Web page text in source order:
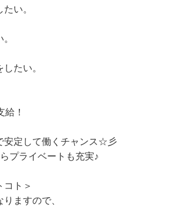
い。
たい。
！
安定して働くチャンス☆彡
プライベートも充実♪
コト＞
ますので、